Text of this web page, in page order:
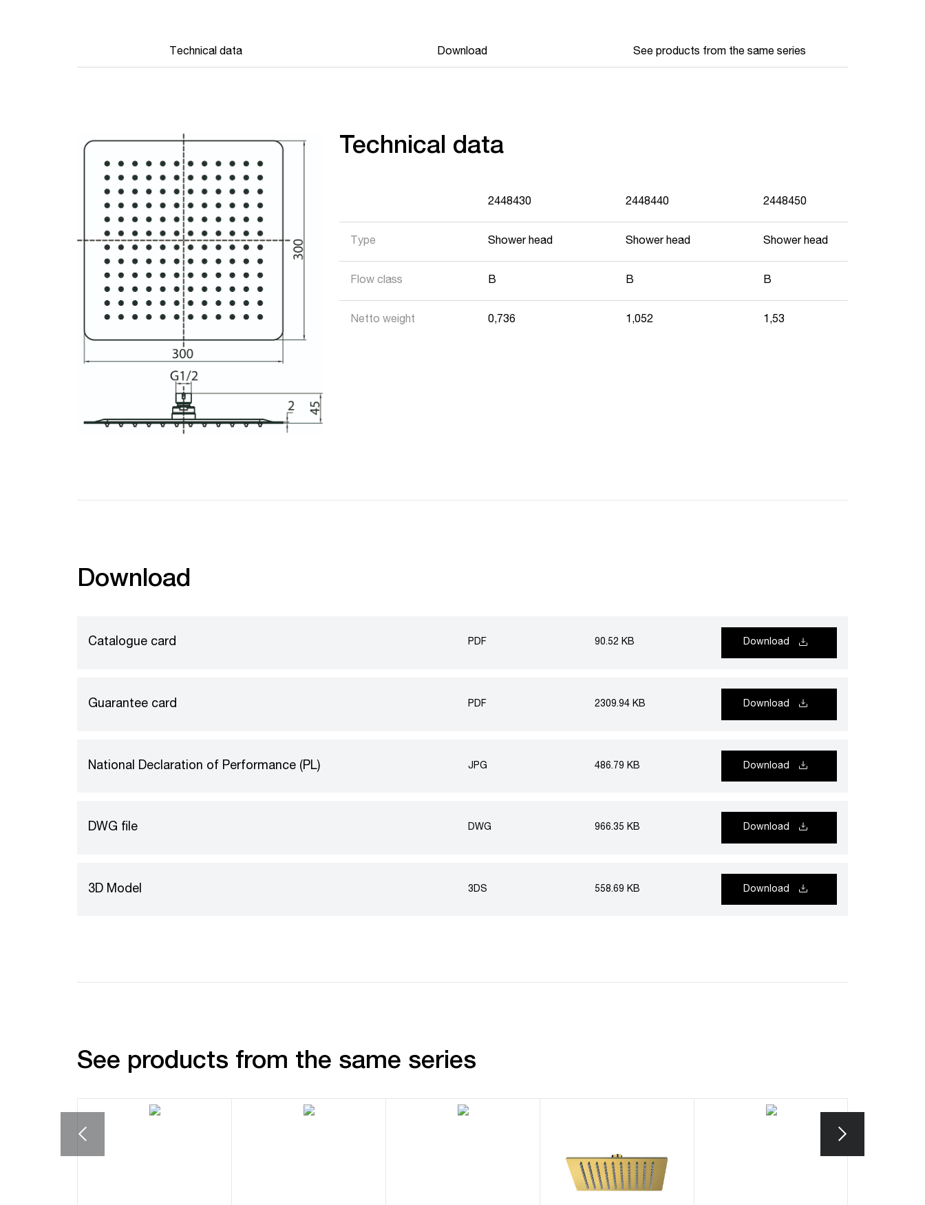
Technical data Download See products from the same series
Technical data
2448430 2448440 2448450
Type Shower head Shower head Shower head
Flow class B B B
Netto weight 0,736 1,052 1,53
Download
Catalogue card PDF 90.52 KB Download
Guarantee card PDF 2309.94 KB Download
National Declaration of Performance (PL) JPG 486.79 KB Download
DWG file DWG 966.35 KB Download
3D Model 3DS 558.69 KB Download
See products from the same series